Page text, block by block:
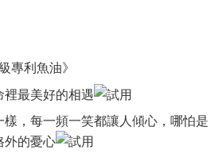
專利魚油》
最美好的相遇
，每一頻一笑都讓人傾心，哪怕是
外的憂心